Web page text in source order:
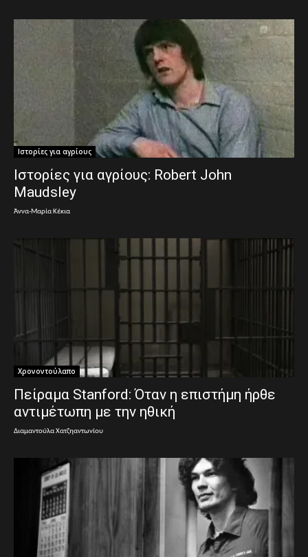
Ιστορίες για αγρίους
Ιστορίες για αγρίους: Robert John
Maudsley
Άννα-Μαρία Κέκια
Χρονοντούλαπο
Πείραμα Stanford: Όταν η επιστήμη ήρθε
αντιμέτωπη με την ηθική
Διαμαντούλα Χατζηαντωνίου